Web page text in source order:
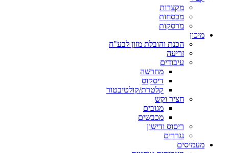
מקצרות
מכסחות
מרסקות
מיכון
הכנת והובלת מזון לבע"ח
זריעה
עיבודים
מחרשה
דיסקוס
קלטרת/קולטיבטור
חציר וקש
מגובים
מכבשים
ריסוס ודישון
נגררים
מעמיסים